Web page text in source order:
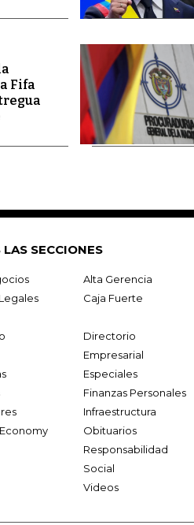
Fifa
SECCIONES
Alta Gerencia
Caja Fuerte
Directorio
Empresarial
Especiales
Finanzas Personales
Infraestructura
Obituarios
Responsabilidad
Social
Videos